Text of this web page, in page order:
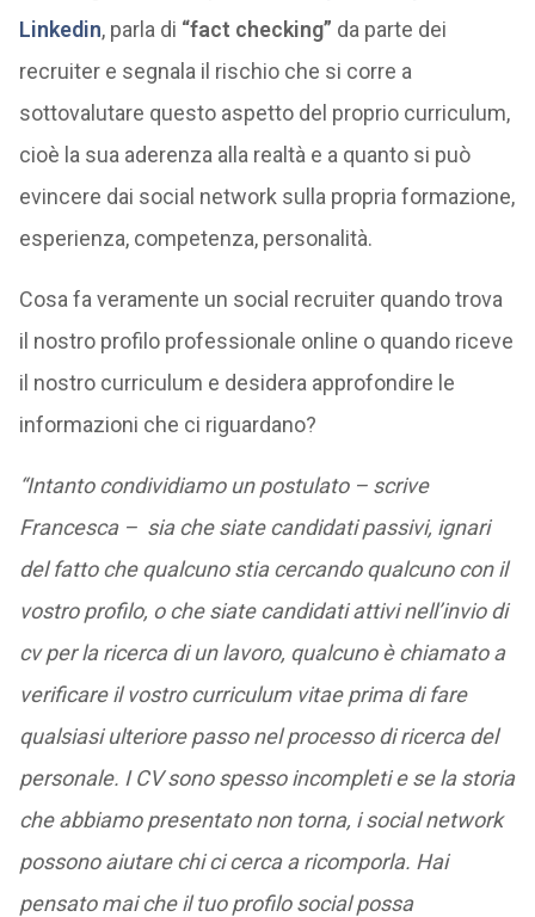
Linkedin, parla di “fact checking” da parte dei
recruiter e segnala il rischio che si corre a
sottovalutare questo aspetto del proprio curriculum,
cioè la sua aderenza alla realtà e a quanto si può
evincere dai social network sulla propria formazione,
esperienza, competenza, personalità.
Cosa fa veramente un social recruiter quando trova
il nostro profilo professionale online o quando riceve
il nostro curriculum e desidera approfondire le
informazioni che ci riguardano?
“Intanto condividiamo un postulato – scrive
Francesca – sia che siate candidati passivi, ignari
del fatto che qualcuno stia cercando qualcuno con il
vostro profilo, o che siate candidati attivi nell’invio di
cv per la ricerca di un lavoro, qualcuno è chiamato a
verificare il vostro curriculum vitae prima di fare
qualsiasi ulteriore passo nel processo di ricerca del
personale. I CV sono spesso incompleti e se la storia
che abbiamo presentato non torna, i social network
possono aiutare chi ci cerca a ricomporla. Hai
pensato mai che il tuo profilo social possa